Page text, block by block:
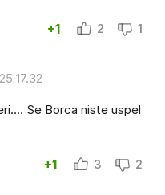
+1 2 1
17.32
Se Borca niste uspel
+1 3 2